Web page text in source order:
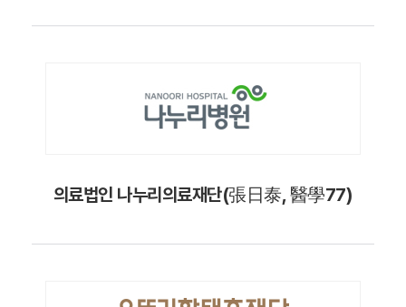
의료법인 나누리의료재단(張日泰, 醫學77)